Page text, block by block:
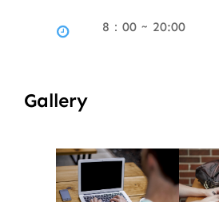
8：00 ~ 20:00
Gallery